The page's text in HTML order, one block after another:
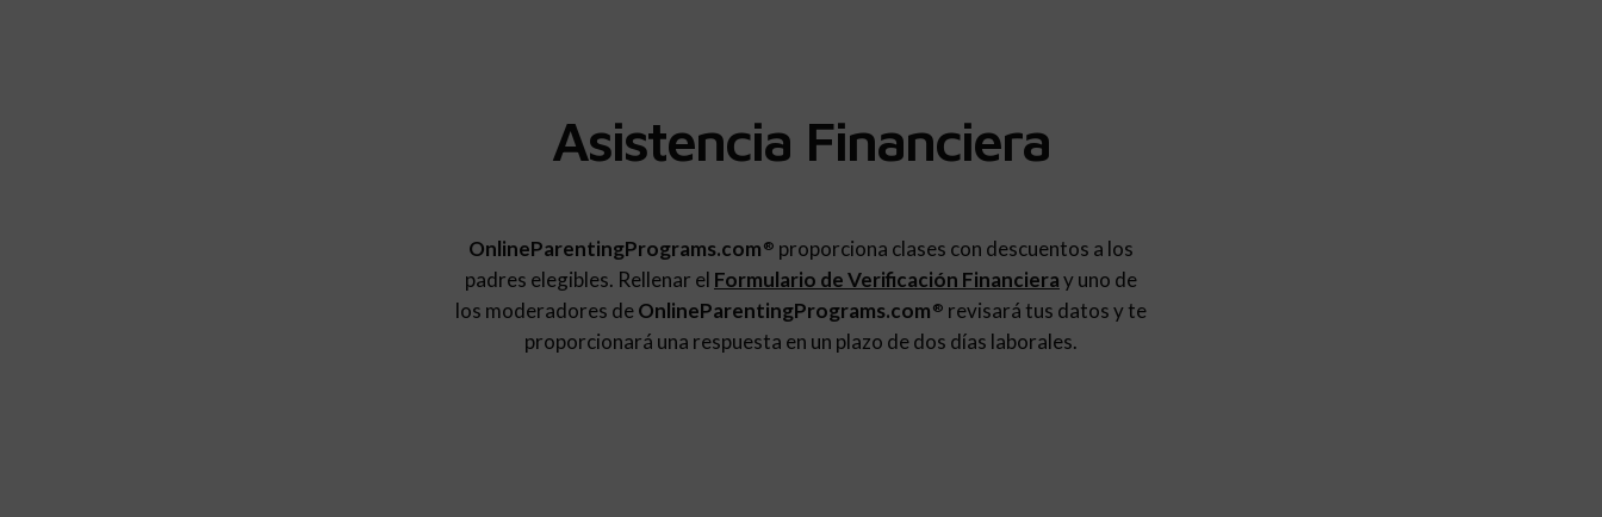
Asistencia Financiera
OnlineParentingPrograms.com ® proporciona clases con descuentos a los
padres elegibles. Rellenar el Formulario de Verificación Financieray uno de
los moderadores deOnlineParentingPrograms.com ® revisará tus datos y te
proporcionará una respuesta en un plazo de dos días laborales.